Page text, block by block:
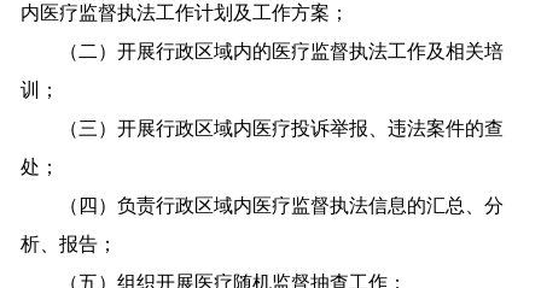
内医疗监督执法工作计划及工作方案；
（二）开展行政区域内的医疗监督执法工作及相关培
训；
（三）开展行政区域内医疗投诉举报、违法案件的查
处；
（四）负责行政区域内医疗监督执法信息的汇总、分
析、报告；
（五）组织开展医疗随机监督抽查工作；